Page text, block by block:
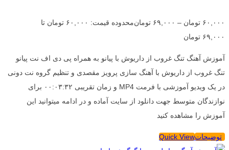
۶۰,۰۰۰ تومان – ۶۹,۰۰۰ تومان
محدوده قیمت: ۶۰,۰۰۰ تومان تا
۶۹,۰۰۰ تومان
آموزش آهنگ تنگ غروب از داریوش با پیانو به همراه پی دی اف نت پیانو
تنگ غروب از داریوش با آهنگ سازی پرویز مقصدی و تنظیم گروه نت دونی
در یک ویدیو آموزشی با فرمت MP4 و زمان تقریبی ۰۰:۰۳:۳۲ برای
نوازندگان متوسط جهت دانلود از سایت آماده و در ادامه میتوانید این
آموزش را مشاهده کنید
توضیحاتQuick View